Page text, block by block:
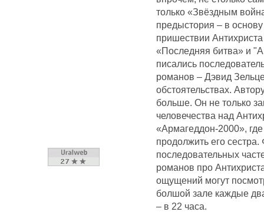
только «Звёздным
предыстория – в
пришествии
«Последняя битва» и
писались
романов – Дэвид
обстоятельствах.
больше. Он не только
человечества над
«Армагеддон-2000»,
продолжить его
последовательных
романов про
ощущений могут
болшой зале каждые
– в 22 часа.